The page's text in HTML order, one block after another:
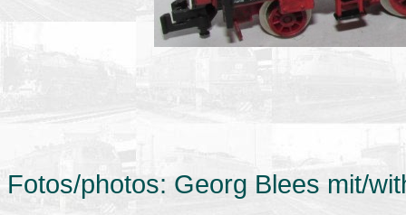
Fotos/photos: Georg Blees mit/